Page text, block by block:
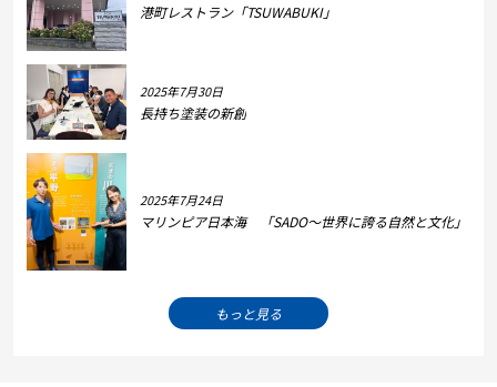
港町レストラン「TSUWABUKI」
2025年7月30日
長持ち塗装の新創
2025年7月24日
マリンピア日本海 「SADO～世界に誇る自然と文化」
もっと見る